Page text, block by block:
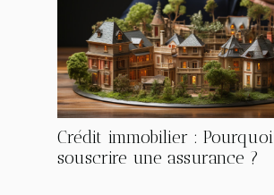
Crédit immobilier : Pourquoi
souscrire une assurance ?